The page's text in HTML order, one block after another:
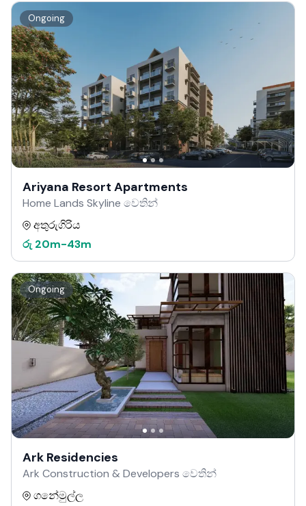
Ongoing
Ariyana Resort Apartments
Home Lands Skyline වෙතින්
අතුරුගිරිය
රු 20m-43m
Ongoing
Ark Residencies
Ark Construction & Developers වෙතින්
ගනේමුල්ල